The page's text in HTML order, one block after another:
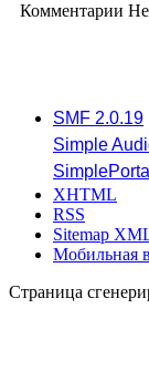
Комментарии
SMF 2.0.19
Simple
XHTML
RSS
Sitemap
Мобильная
Страница